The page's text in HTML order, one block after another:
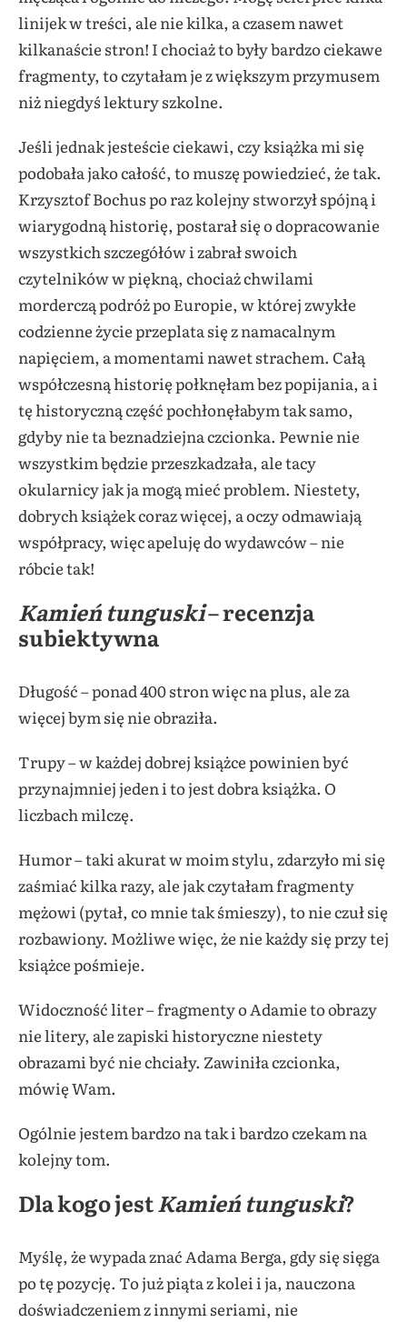
linijek w treści, ale nie kilka, a czasem nawet
kilkanaście stron! I chociaż to były bardzo ciekawe
fragmenty, to czytałam je z większym przymusem
niż niegdyś lektury szkolne.
Jeśli jednak jesteście ciekawi, czy książka mi się
podobała jako całość, to muszę powiedzieć, że tak.
Krzysztof Bochus po raz kolejny stworzył spójną i
wiarygodną historię, postarał się o dopracowanie
wszystkich szczegółów i zabrał swoich
czytelników w piękną, chociaż chwilami
morderczą podróż po Europie, w której zwykłe
codzienne życie przeplata się z namacalnym
napięciem, a momentami nawet strachem. Całą
współczesną historię połknęłam bez popijania, a i
tę historyczną część pochłonęłabym tak samo,
gdyby nie ta beznadziejna czcionka. Pewnie nie
wszystkim będzie przeszkadzała, ale tacy
okularnicy jak ja mogą mieć problem. Niestety,
dobrych książek coraz więcej, a oczy odmawiają
współpracy, więc apeluję do wydawców – nie
róbcie tak!
Kamień tunguski– recenzja
subiektywna
Długość – ponad 400 stron więc na plus, ale za
więcej bym się nie obraziła.
Trupy – w każdej dobrej książce powinien być
przynajmniej jeden i to jest dobra książka. O
liczbach milczę.
Humor – taki akurat w moim stylu, zdarzyło mi się
zaśmiać kilka razy, ale jak czytałam fragmenty
mężowi (pytał, co mnie tak śmieszy), to nie czuł się
rozbawiony. Możliwe więc, że nie każdy się przy tej
książce pośmieje.
Widoczność liter – fragmenty o Adamie to obrazy
nie litery, ale zapiski historyczne niestety
obrazami być nie chciały. Zawiniła czcionka,
mówię Wam.
Ogólnie jestem bardzo na tak i bardzo czekam na
kolejny tom.
Dla kogo jestKamień tunguski?
Myślę, że wypada znać Adama Berga, gdy się sięga
po tę pozycję. To już piąta z kolei i ja, nauczona
doświadczeniem z innymi seriami, nie